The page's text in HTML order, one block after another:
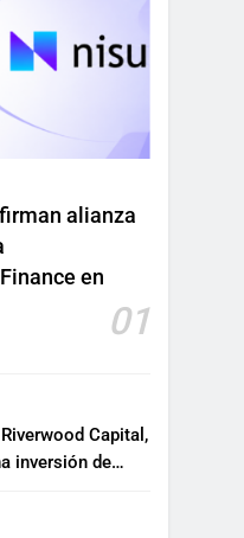
alianza
en
01
Capital,
inversión de